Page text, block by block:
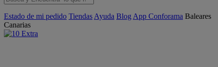
Estado de mi pedido Tiendas Ayuda Blog App Conforama Baleares
Canarias